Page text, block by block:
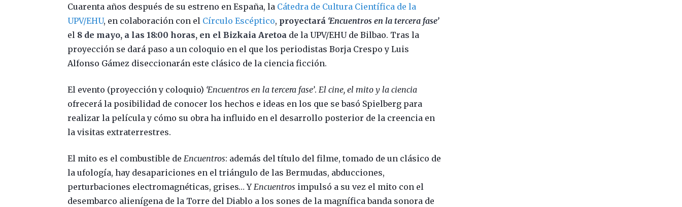
Cuarenta años después de su estreno en España, la Cátedra de Cultura Científica de la
UPV/EHU, en colaboración con el Círculo Escéptico, proyectará ‘Encuentros en la tercera fase’
el 8 de mayo, a las 18:00 horas, en el Bizkaia Aretoa de la UPV/EHU de Bilbao. Tras la
proyección se dará paso a un coloquio en el que los periodistas Borja Crespo y Luis
Alfonso Gámez diseccionarán este clásico de la ciencia ficción.
El evento (proyección y coloquio) ‘Encuentros en la tercera fase’.El cine, el mito y la ciencia
ofrecerá la posibilidad de conocer los hechos e ideas en los que se basó Spielberg para
realizar la película y cómo su obra ha influido en el desarrollo posterior de la creencia en
la visitas extraterrestres.
El mito es el combustible deEncuentros: además del título del filme, tomado de un clásico de
la ufología, hay desapariciones en el triángulo de las Bermudas, abducciones,
perturbaciones electromagnéticas, grises… YEncuentros impulsó a su vez el mito con el
desembarco alienígena de la Torre del Diablo a los sones de la magnífica banda sonora de